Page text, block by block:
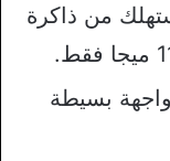
من ذاكرة
بسيطة